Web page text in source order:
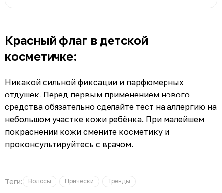
Красный флаг в детской
косметичке:
Никакой сильной фиксации и парфюмерных
отдушек. Перед первым применением нового
средства обязательно сделайте тест на аллергию на
небольшом участке кожи ребёнка. При малейшем
покраснении кожи смените косметику и
проконсультируйтесь с врачом.
Теги: Волосы Причёски Тренды